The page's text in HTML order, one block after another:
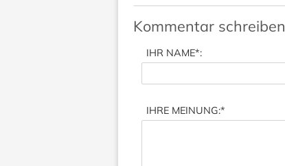
Kommentar schreiben
IHR NAME*:
IHRE MEINUNG:*